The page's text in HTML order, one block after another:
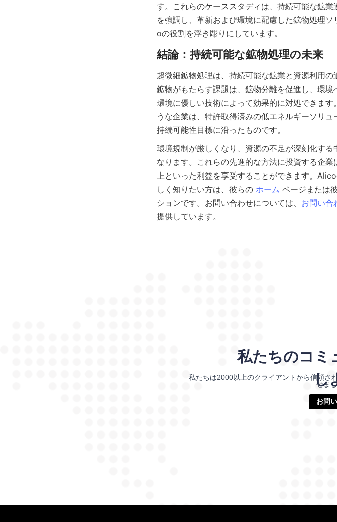
す。これらのケーススタディは、持続可能な鉱
を強調し、革新および環境に配慮した鉱物処理
超微細鉱物処理は、持続可能な鉱業と資源利用
鉱物がもたらす課題は、鉱物分離を促進し、環
環境に優しい技術によって効果的に対処できま
うな企業は、特許取得済みの低エネルギーソリ
持続可能性目標に沿ったものです。
環境規制が厳しくなり、資源の不足が深刻化す
なります。これらの先進的な方法に投資する企
上といった利益を享受することができます。
しく知りたい方は、彼らの ホーム ページまたは
ションです。お問い合わせについては、 お問い合
私たちのコミ
し
私たちは2000以上のクライアントから信頼さ
せま
お問